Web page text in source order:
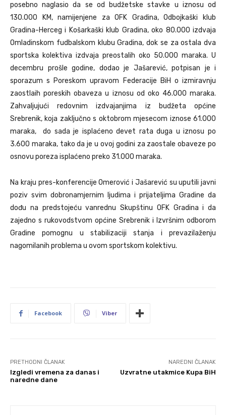
posebno naglasio da se od budžetske stavke u iznosu od
130.000 KM, namijenjene za OFK Gradina, Odbojkaški klub
Gradina-Herceg i Košarkaški klub Gradina, oko 80.000 izdvaja
Omladinskom fudbalskom klubu Gradina, dok se za ostala dva
sportska kolektiva izdvaja preostalih oko 50.000 maraka. U
decembru prošle godine, dodao je Jašarević, potpisan je i
sporazum s Poreskom upravom Federacije BiH o izmiravnju
zaostlaih poreskih obaveza u iznosu od oko 46.000 maraka.
Zahvaljujući redovnim izdvajanjima iz budžeta općine
Srebrenik, koja zaključno s oktobrom mjesecom iznose 61.000
maraka, do sada je isplaćeno devet rata duga u iznosu po
3.600 maraka, tako da je u ovoj godini za zaostale obaveze po
osnovu poreza isplaćeno preko 31.000 maraka.
Na kraju pres-konferencije Omerović i Jašarević su uputili javni
poziv svim dobronamjernim ljudima i prijateljima Gradine da
dođu na predstojeću vanrednu Skupštinu OFK Gradina i da
zajedno s rukovodstvom općine Srebrenik i Izvršnim odborom
Gradine pomognu u stabilizaciji stanja i prevazilaženju
nagomilanih problema u ovom sportskom kolektivu.
Facebook Viber
PRETHODNI ČLANAK
Izgledi vremena za danas i
naredne dane
NAREDNI ČLANAK
Uzvratne utakmice Kupa BiH